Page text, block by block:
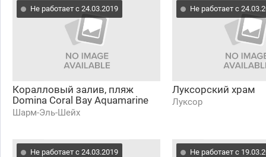
Не работает с 24.03.2019
Коралловый залив, пляж
Domina Coral Bay Aquamarine
Шарм-Эль-Шейх
Не работает с
Луксорский храм
Луксор
Не работает с 24.03.2019 Не работает с